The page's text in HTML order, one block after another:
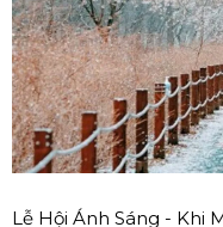
Lễ Hội Ánh Sáng - Khi